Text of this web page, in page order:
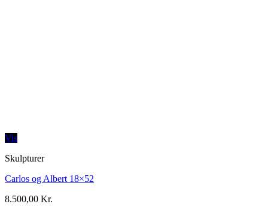
Vis
Skulpturer
Carlos og Albert 18×52
8.500,00 Kr.